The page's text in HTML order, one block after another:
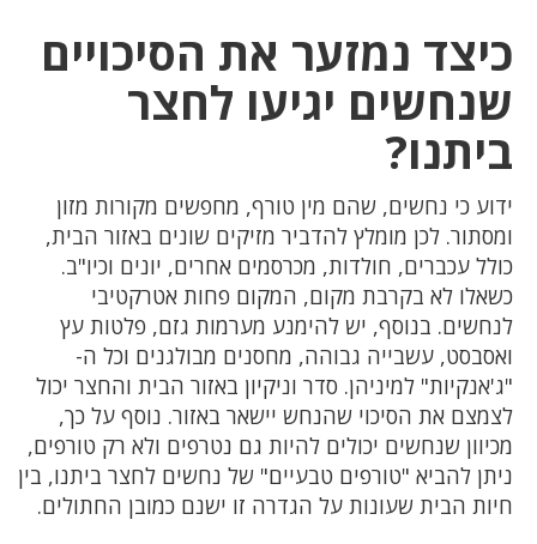
כיצד נמזער את הסיכויים
שנחשים יגיעו לחצר
ביתנו?
ידוע כי נחשים, שהם מין טורף, מחפשים מקורות מזון
ומסתור. לכן מומלץ להדביר מזיקים שונים באזור הבית,
כולל עכברים, חולדות, מכרסמים אחרים, יונים וכיו"ב.
כשאלו לא בקרבת מקום, המקום פחות אטרקטיבי
לנחשים. בנוסף, יש להימנע מערמות גזם, פלטות עץ
ואסבסט, עשבייה גבוהה, מחסנים מבולגנים וכל ה-
"ג'אנקיות" למיניהן. סדר וניקיון באזור הבית והחצר יכול
לצמצם את הסיכוי שהנחש יישאר באזור. נוסף על כך,
מכיוון שנחשים יכולים להיות גם נטרפים ולא רק טורפים,
ניתן להביא "טורפים טבעיים" של נחשים לחצר ביתנו, בין
חיות הבית שעונות על הגדרה זו ישנם כמובן החתולים.